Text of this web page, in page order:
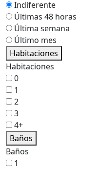
Indiferente
Últimas 48 horas
Última semana
Último mes
Habitaciones
Habitaciones
0
1
2
3
4+
Baños
Baños
1